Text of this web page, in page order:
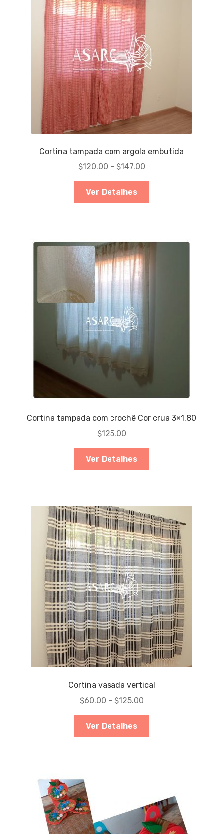
Cortina tampada com argola embutida
$120.00 – $147.00
Ver Detalhes
Cortina tampada com crochê Cor crua 3×1.80
$125.00
Ver Detalhes
Cortina vasada vertical
$60.00 – $125.00
Ver Detalhes